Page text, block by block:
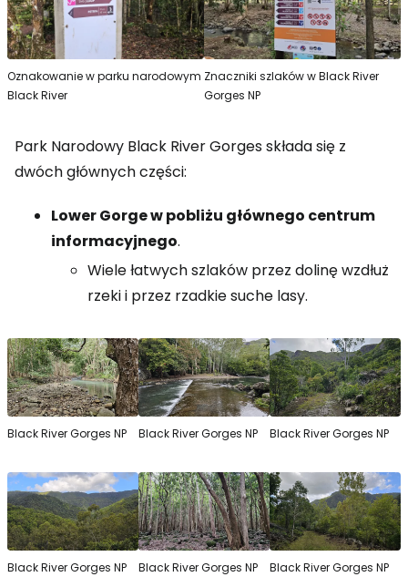
Oznakowanie w parku narodowym
Black River
Znaczniki szlaków w Black River
Gorges NP
Park Narodowy Black River Gorges składa się z
dwóch głównych części:
Lower Gorge w pobliżu głównego centrum
informacyjnego.
Wiele łatwych szlaków przez dolinę wzdłuż
rzeki i przez rzadkie suche lasy.
Black River Gorges NP Black River Gorges NP Black River Gorges NP
Black River Gorges NP Black River Gorges NP Black River Gorges NP